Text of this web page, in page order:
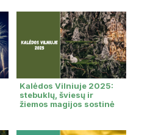
Kalėdos Vilniuje 2025:
stebuklų, šviesų ir
žiemos magijos sostinė